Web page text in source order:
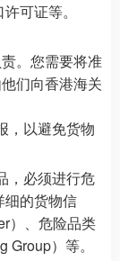
可证等。
。您需要将准
们向香港海关
，以避免货物
，必须进行危
细的货物信
）、危险品类
）等。